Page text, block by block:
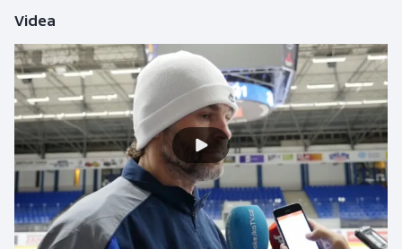
Triatlon
Veslování
Vodní slalom
Volejbal
Videa